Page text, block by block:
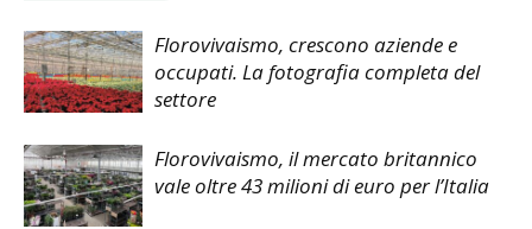
Florovivaismo, crescono aziende e
occupati. La fotografia completa del
settore
Florovivaismo, il mercato britannico
vale oltre 43 milioni di euro per l’Italia